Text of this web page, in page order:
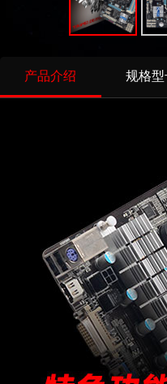
产品介绍 规格型